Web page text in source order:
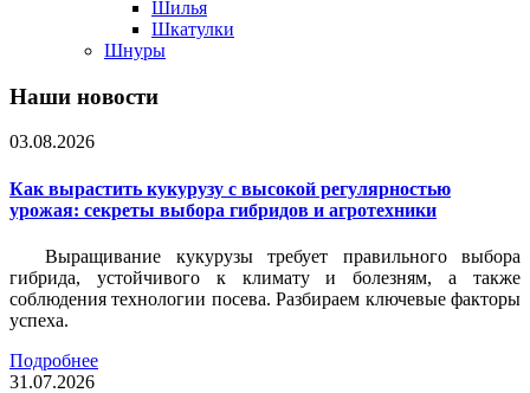
Шилья
Шкатулки
Шнуры
Наши новости
03.08.2026
Как вырастить кукурузу с высокой регулярностью
урожая: секреты выбора гибридов и агротехники
Выращивание кукурузы требует правильного выбора
гибрида, устойчивого к климату и болезням, а также
соблюдения технологии посева. Разбираем ключевые факторы
успеха.
Подробнее
31.07.2026